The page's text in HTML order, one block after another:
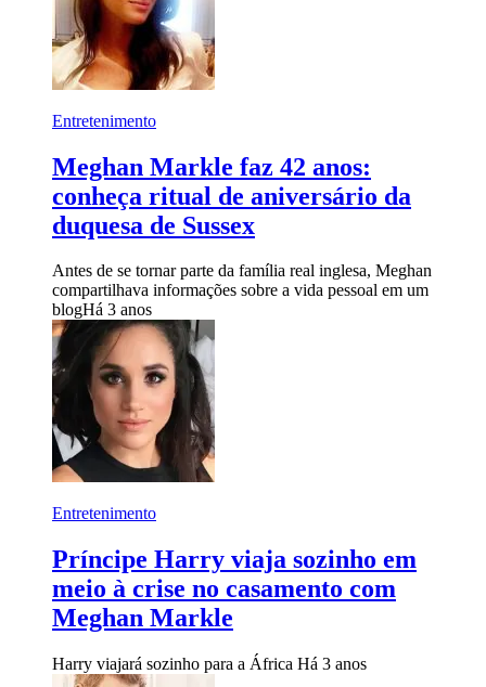
Entretenimento
Meghan Markle faz 42 anos:
conheça ritual de aniversário da
duquesa de Sussex
Antes de se tornar parte da família real inglesa, Meghan
compartilhava informações sobre a vida pessoal em um
blogHá 3 anos
Entretenimento
Príncipe Harry viaja sozinho em
meio à crise no casamento com
Meghan Markle
Harry viajará sozinho para a África Há 3 anos